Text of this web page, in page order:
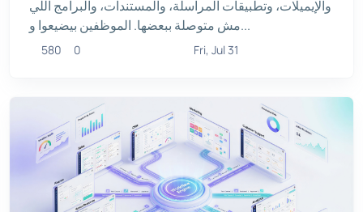
والإيميلات، وتطبيقات المراسلة، والمستندات، والبرامج اللي
مش متوصلة ببعضها. الموظفين بيضيعوا و...
580 0 Fri, Jul 31